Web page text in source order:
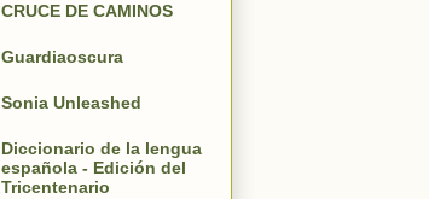
CRUCE DE CAMINOS
Guardiaoscura
Sonia Unleashed
Diccionario de la lengua
española - Edición del
Tricentenario